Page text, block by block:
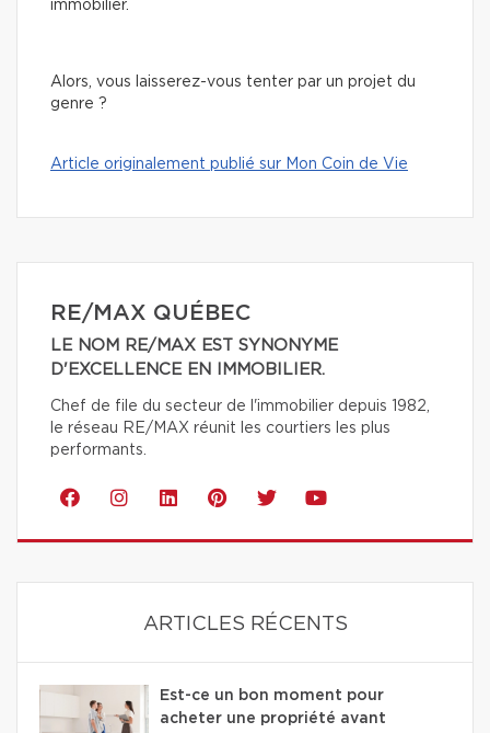
immobilier.
Alors, vous laisserez-vous tenter par un projet du
genre ?
Article originalement publié sur Mon Coin de Vie
RE/MAX QUÉBEC
LE NOM RE/MAX EST SYNONYME
D'EXCELLENCE EN IMMOBILIER.
Chef de file du secteur de l'immobilier depuis 1982,
le réseau RE/MAX réunit les courtiers les plus
performants.
ARTICLES RÉCENTS
Est-ce un bon moment pour
acheter une propriété avant